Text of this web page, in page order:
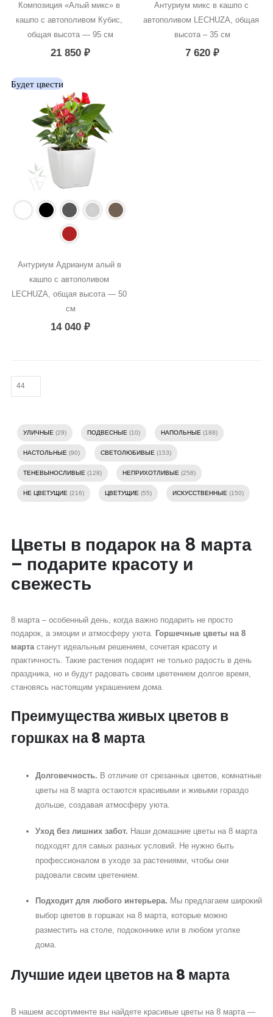
Композиция «Алый микс» в
кашпо с автополивом Кубис,
общая высота — 95 см
21 850₽
Антуриум микс в кашпо с
автополивом LECHUZA, общая
высота – 35 см
7 620₽
Будет цвести
Антуриум Адрианум алый в
кашпо с автополивом
LECHUZA, общая высота — 50
см
14 040₽
УЛИЧНЫЕ (29) ПОДВЕСНЫЕ (10) НАПОЛЬНЫЕ (188)
НАСТОЛЬНЫЕ (90) СВЕТОЛЮБИВЫЕ (153)
ТЕНЕВЫНОСЛИВЫЕ (128) НЕПРИХОТЛИВЫЕ (258)
НЕ ЦВЕТУЩИЕ (216) ЦВЕТУЩИЕ (55) ИСКУССТВЕННЫЕ (150)
Цветы в подарок на 8 марта
– подарите красоту и
свежесть
8 марта – особенный день, когда важно подарить не просто
подарок, а эмоции и атмосферу уюта. Горшечные цветы на 8
мартастанут идеальным решением, сочетая красоту и
практичность. Такие растения подарят не только радость в день
праздника, но и будут радовать своим цветением долгое время,
становясь настоящим украшением дома.
Преимущества живых цветов в
горшках на 8 марта
Долговечность. В отличие от срезанных цветов, комнатные
цветы на 8 марта остаются красивыми и живыми гораздо
дольше, создавая атмосферу уюта.
Уход без лишних забот. Наши домашние цветы на 8 марта
подходят для самых разных условий. Не нужно быть
профессионалом в уходе за растениями, чтобы они
радовали своим цветением.
Подходит для любого интерьера. Мы предлагаем широкий
выбор цветов в горшках на 8 марта, которые можно
разместить на столе, подоконнике или в любом уголке
дома.
Лучшие идеи цветов на 8 марта
В нашем ассортименте вы найдете красивые цветы на 8 марта —